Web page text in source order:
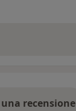
recensione